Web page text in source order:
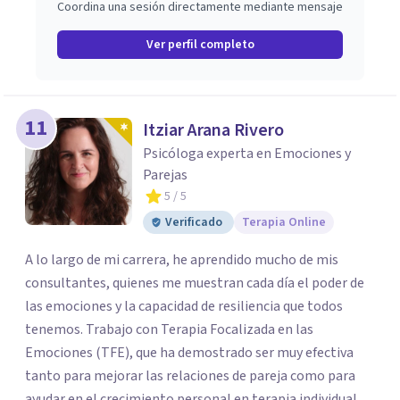
Coordina una sesión directamente mediante mensaje
Ver perfil completo
11 Itziar Arana Rivero
Psicóloga experta en Emociones y
Parejas
5 / 5
Verificado
Terapia Online
A lo largo de mi carrera, he aprendido mucho de mis
consultantes, quienes me muestran cada día el poder de
las emociones y la capacidad de resiliencia que todos
tenemos. Trabajo con Terapia Focalizada en las
Emociones (TFE), que ha demostrado ser muy efectiva
tanto para mejorar las relaciones de pareja como para